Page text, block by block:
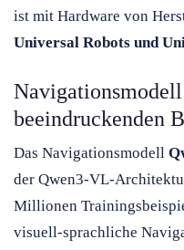
ist mit Hardware von
Universal Robots und
beeindruckenden
Das Navigationsmodell
der Qwen3-VL-
Millionen
visuell-sprachliche